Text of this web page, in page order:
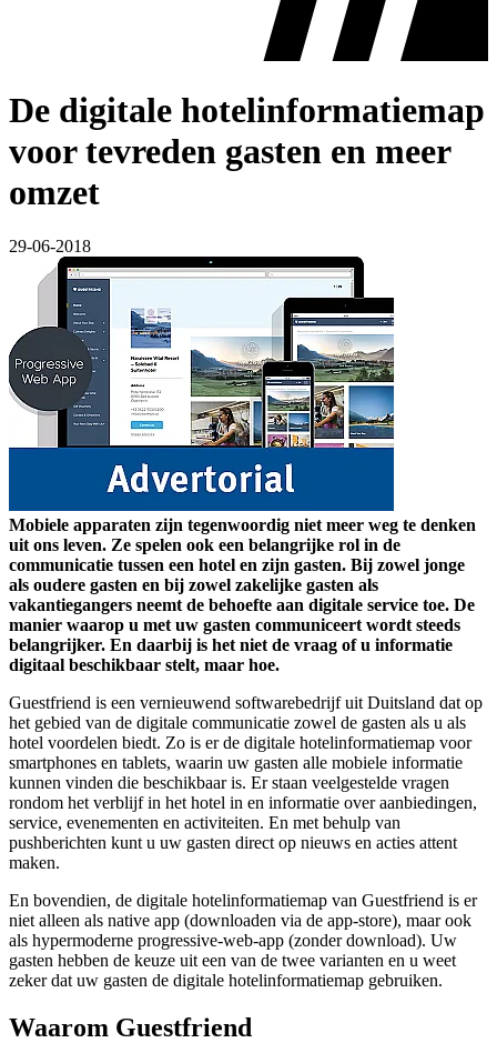
De digitale hotelinformatiemap
voor tevreden gasten en meer
omzet
29-06-2018
Mobiele apparaten zijn tegenwoordig niet meer weg te denken
uit ons leven. Ze spelen ook een belangrijke rol in de
communicatie tussen een hotel en zijn gasten. Bij zowel jonge
als oudere gasten en bij zowel zakelijke gasten als
vakantiegangers neemt de behoefte aan digitale service toe. De
manier waarop u met uw gasten communiceert wordt steeds
belangrijker. En daarbij is het niet de vraag of u informatie
digitaal beschikbaar stelt, maar hoe.
Guestfriend is een vernieuwend softwarebedrijf uit Duitsland dat op
het gebied van de digitale communicatie zowel de gasten als u als
hotel voordelen biedt. Zo is er de digitale hotelinformatiemap voor
smartphones en tablets, waarin uw gasten alle mobiele informatie
kunnen vinden die beschikbaar is. Er staan veelgestelde vragen
rondom het verblijf in het hotel in en informatie over aanbiedingen,
service, evenementen en activiteiten. En met behulp van
pushberichten kunt u uw gasten direct op nieuws en acties attent
maken.
En bovendien, de digitale hotelinformatiemap van Guestfriend is er
niet alleen als native app (downloaden via de app-store), maar ook
als hypermoderne progressive-web-app (zonder download). Uw
gasten hebben de keuze uit een van de twee varianten en u weet
zeker dat uw gasten de digitale hotelinformatiemap gebruiken.
Waarom Guestfriend